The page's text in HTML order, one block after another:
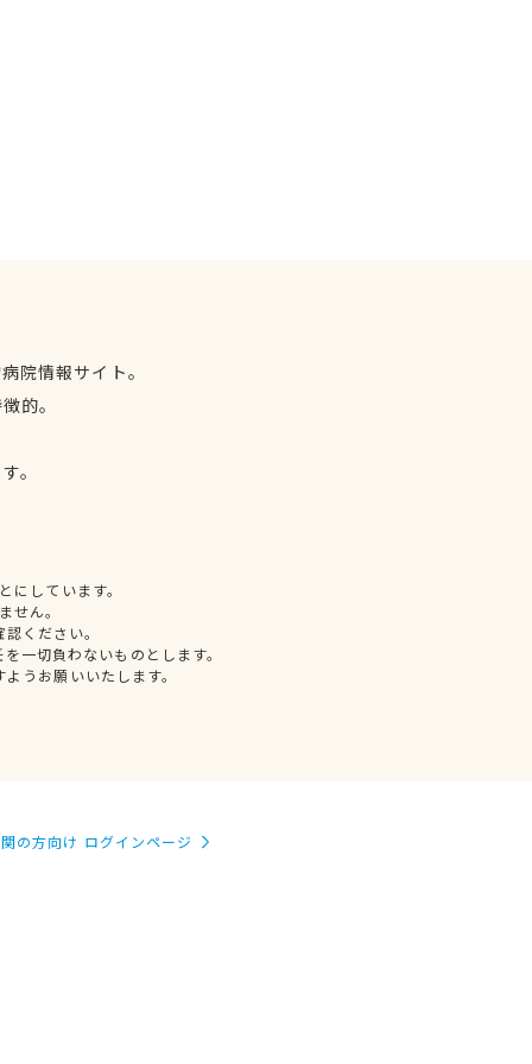
院情報サイト。
的。
。
しています。
せん。
ください。
一切負わないものとします。
うお願いいたします。
の方向け ログインページ